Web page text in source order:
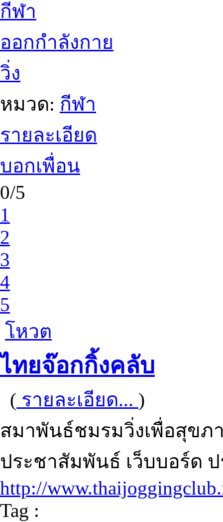
กีฬา
ออกกำลังกาย
วิ่ง
หมวด: กีฬา
รายละเอียด
บอกเพื่อน
0/5
1
2
3
4
5
โหวต
ไทยจ๊อกกิ้งคลับ
( รายละเอียด... )
สมาพันธ์ชมรมวิ่งเพื่อสุขภ
ประชาสัมพันธ์ เว็บบอร์ด
http://
Tag :